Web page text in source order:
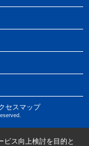
セスマップ
ビス向上検討を目的と